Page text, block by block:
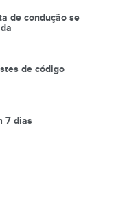
de condução se
de código
7 dias